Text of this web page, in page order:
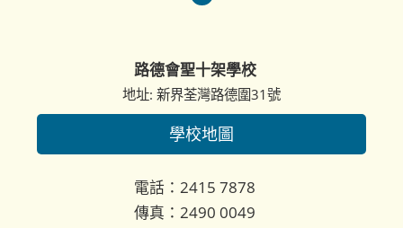
路德會聖十架學校
地址: 新界荃灣路德圍31號
學校地圖
電話：2415 7878
傳真：2490 0049